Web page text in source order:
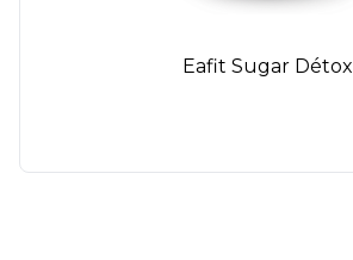
Eafit Sugar Détox